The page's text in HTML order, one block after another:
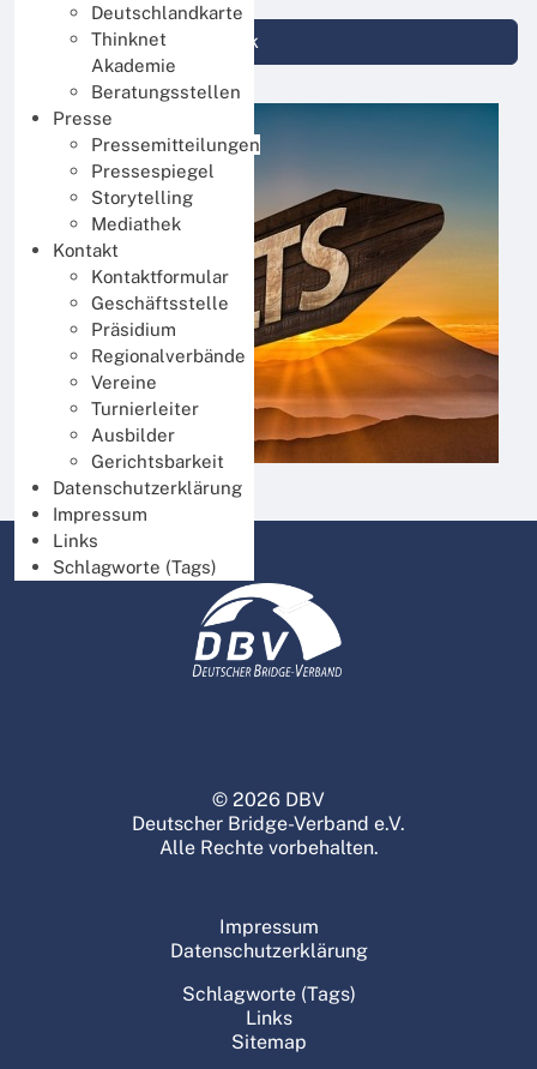
Deutschlandkarte
Thinknet
Akademie
Beratungsstellen
Presse
Pressemitteilungen
Pressespiegel
Storytelling
Mediathek
Kontakt
Kontaktformular
Geschäftsstelle
Präsidium
Regionalverbände
Vereine
Turnierleiter
Ausbilder
Gerichtsbarkeit
Datenschutzerklärung
Impressum
Links
Schlagworte (Tags)
Login DBV Datenbank
© 2026 DBV
Deutscher Bridge-Verband e.V.
Alle Rechte vorbehalten.
Impressum
Datenschutzerklärung
Schlagworte (Tags)
Links
Sitemap